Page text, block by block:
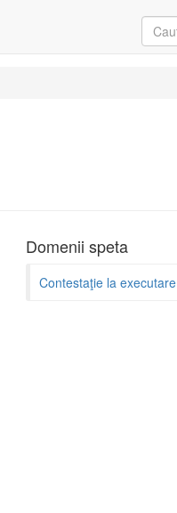
Domenii speta
Contestaţie la executare